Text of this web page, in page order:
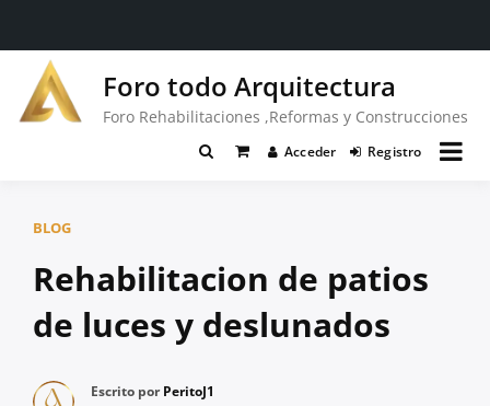
contenido
Foro todo Arquitectura
Foro Rehabilitaciones ,Reformas y Construcciones
Acceder Registro
BLOG
Rehabilitacion de patios
de luces y deslunados
Escrito porPeritoJ1